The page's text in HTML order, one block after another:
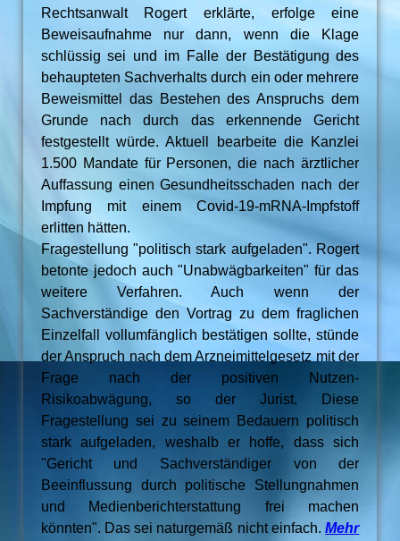
Rechtsanwalt Rogert erklärte, erfolge eine
Beweisaufnahme nur dann, wenn die Klage
schlüssig sei und im Falle der Bestätigung des
behaupteten Sachverhalts durch ein oder mehrere
Beweismittel das Bestehen des Anspruchs dem
Grunde nach durch das erkennende Gericht
festgestellt würde. Aktuell bearbeite die Kanzlei
1.500 Mandate für Personen, die nach ärztlicher
Auffassung einen Gesundheitsschaden nach der
Impfung mit einem Covid-19-mRNA-Impfstoff
erlitten hätten.
Fragestellung "politisch stark aufgeladen". Rogert
betonte jedoch auch "Unabwägbarkeiten" für das
weitere Verfahren. Auch wenn der
Sachverständige den Vortrag zu dem fraglichen
Einzelfall vollumfänglich bestätigen sollte, stünde
der Anspruch nach dem Arzneimittelgesetz mit der
Frage nach der positiven Nutzen-
Risikoabwägung, so der Jurist. Diese
Fragestellung sei zu seinem Bedauern politisch
stark aufgeladen, weshalb er hoffe, dass sich
"Gericht und Sachverständiger von der
Beeinflussung durch politische Stellungnahmen
und Medienberichterstattung frei machen
könnten". Das sei naturgemäß nicht einfach.Mehr